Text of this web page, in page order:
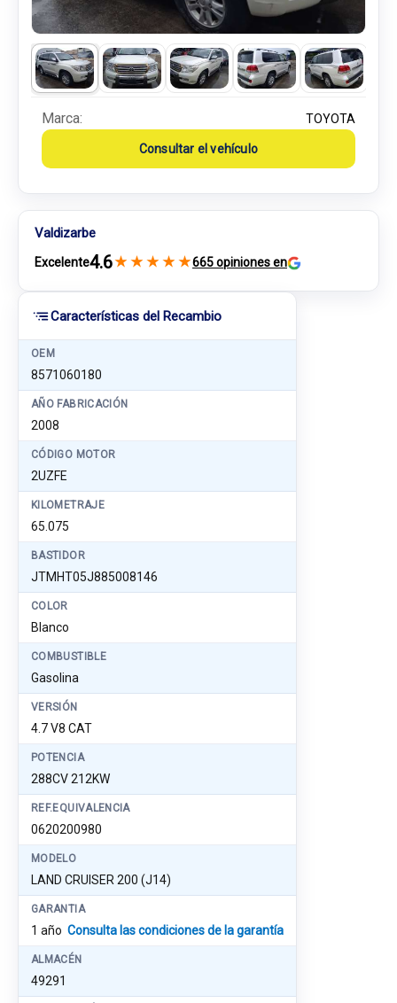
Características del Recambio
OEM
8571060180
AÑO FABRICACIÓN
2008
CÓDIGO MOTOR
2UZFE
KILOMETRAJE
65.075
BASTIDOR
JTMHT05J885008146
COLOR
Blanco
COMBUSTIBLE
Gasolina
VERSIÓN
4.7 V8 CAT
POTENCIA
288CV 212KW
REF.EQUIVALENCIA
0620200980
MODELO
LAND CRUISER 200 (J14)
GARANTIA
1 año Consulta las condiciones de la garantía
ALMACÉN
49291
Marca: TOYOTA
Consultar el vehículo
Valdizarbe
Excelente4.6★ ★ ★ ★ ★665 opiniones en